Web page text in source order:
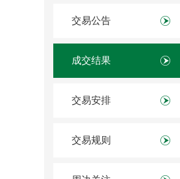
交易公告
成交结果
交易安排
交易规则